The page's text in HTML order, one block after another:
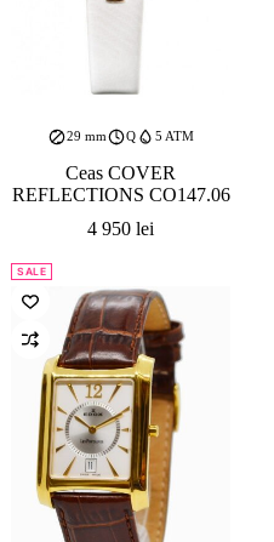
29 mm Q 5 ATM
Ceas COVER
REFLECTIONS CO147.06
4 950lei
SALE